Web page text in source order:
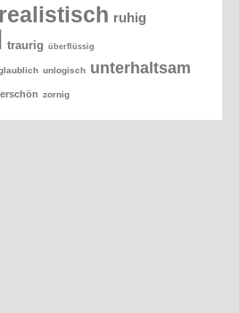
realistisch ruhig
traurig überflüssig
unlogisch unterhaltsam
zornig